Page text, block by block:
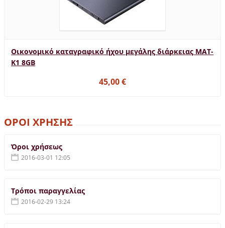
Οικονομικό καταγραφικό ήχου μεγάλης διάρκειας MAT-
K1 8GB
45,00 €
ΟΡΟΙ ΧΡΗΣΗΣ
Όροι χρήσεως
2016-03-01 12:05
Τρόποι παραγγελίας
2016-02-29 13:24